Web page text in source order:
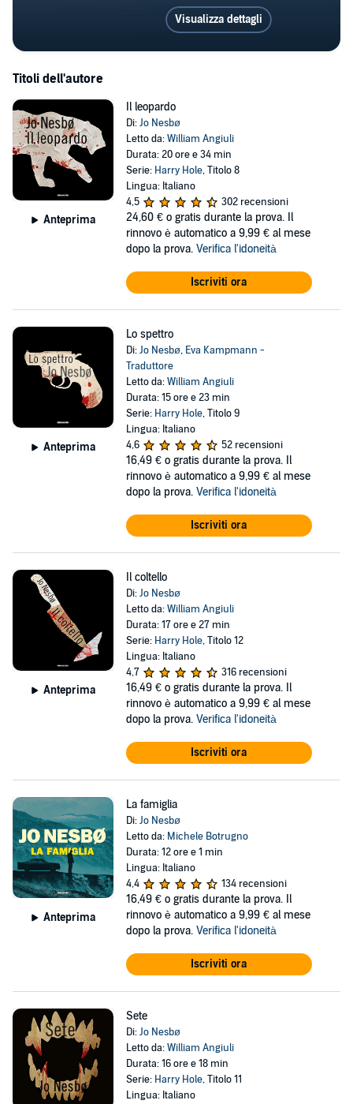
Visualizza dettagli
Titoli dell'autore
Anteprima
Il leopardo
Di:Jo Nesbø
Letto da:William Angiuli
Durata: 20 ore e 34 min
Serie: Harry Hole, Titolo 8
Lingua: Italiano
4,5
302 recensioni
24,60 € o gratis durante la prova. Il
rinnovo è automatico a 9,99 € al mese
dopo la prova. Verifica l'idoneità
Iscriviti ora
Anteprima
Lo spettro
Di:Jo Nesbø, Eva Kampmann -
Traduttore
Letto da:William Angiuli
Durata: 15 ore e 23 min
Serie: Harry Hole, Titolo 9
Lingua: Italiano
4,6
52 recensioni
16,49 € o gratis durante la prova. Il
rinnovo è automatico a 9,99 € al mese
dopo la prova. Verifica l'idoneità
Iscriviti ora
Anteprima
Il coltello
Di:Jo Nesbø
Letto da:William Angiuli
Durata: 17 ore e 27 min
Serie: Harry Hole, Titolo 12
Lingua: Italiano
4,7
316 recensioni
16,49 € o gratis durante la prova. Il
rinnovo è automatico a 9,99 € al mese
dopo la prova. Verifica l'idoneità
Iscriviti ora
Anteprima
La famiglia
Di:Jo Nesbø
Letto da: Michele Botrugno
Durata: 12 ore e 1 min
Lingua: Italiano
4,4
134 recensioni
16,49 € o gratis durante la prova. Il
rinnovo è automatico a 9,99 € al mese
dopo la prova. Verifica l'idoneità
Iscriviti ora
Sete
Di:Jo Nesbø
Letto da:William Angiuli
Durata: 16 ore e 18 min
Serie: Harry Hole, Titolo 11
Lingua: Italiano